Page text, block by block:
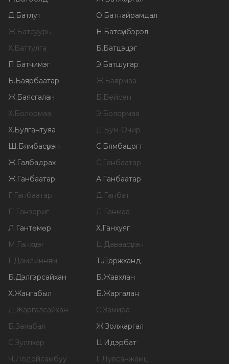
Д.Батлут О.Батнайрамдал
Ж.Батсуурь Н.Батсүмбэрэл
Х.Баттулга Б.Батцэцэг
П.Батчимэг Э.Батшугар
Б.Баярбаатар Ж.Баярмаа
Ж.Баясгалан Б.Бейсен
Х.Болормаа Э.Болормаа
Х.Булгантуяа Д.Бум-Очир
Ш.Бямбасүрэн С.Бямбацогт
Ж.Галбадрах С.Ганбаатар
Ж.Ганбаатар А.Ганбаатар
Г.Ганбаатар Д.Ганбат
П.Ганзориг Д.Ганмаа
Л.Гантөмөр Х.Ганхуяг
М.Ганхүлэг Ц.Даваасүрэн
Г.Дамдинням Т.Доржханд
Б.Дэлгэрсайхан Б.Жавхлан
Х.Жангабыл Б.Жаргалан
Д.Жаргалсайхан С.Замира
Б.Заяабал Ж.Золжаргал
С.Зулпхар Ц.Идэрбат
Ч.Лодойсамбуу Г.Лувсанжамц